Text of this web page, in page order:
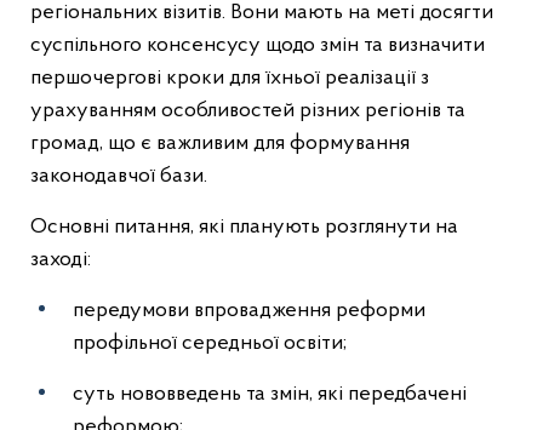
регіональних візитів. Вони мають на меті досягти
суспільного консенсусу щодо змін та визначити
першочергові кроки для їхньої реалізації з
урахуванням особливостей різних регіонів та
громад, що є важливим для формування
законодавчої бази.
Основні питання, які планують розглянути на
заході:
передумови впровадження реформи
профільної середньої освіти;
суть нововведень та змін, які передбачені